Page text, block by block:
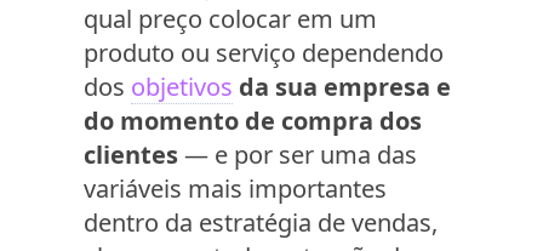
qual preço colocar em um
produto ou serviço dependendo
dos objetivos da sua empresa e
do momento de compra dos
clientes— e por ser uma das
variáveis mais importantes
dentro da estratégia de vendas,